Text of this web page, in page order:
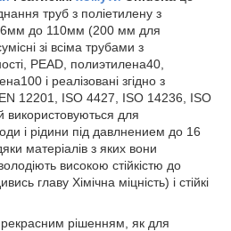
труб з поліетилену з
до 110мм (200 мм для
зі всіма трубами з
PEAD, полиэтилена40,
і реалізовані згідно з
12201, ISO 4427, ISO 14236, ISO
використовуються для
і рідини під давлнением до 16
матеріалів з яких вони
високою стійкістю до
главу Хімічна міцність) і стійкі
рішенням, як для